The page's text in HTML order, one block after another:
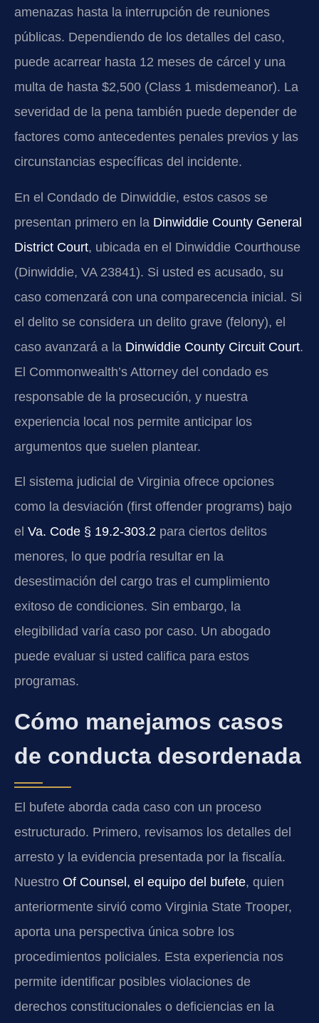
amenazas hasta la interrupción de reuniones
públicas. Dependiendo de los detalles del caso,
puede acarrear hasta 12 meses de cárcel y una
multa de hasta $2,500 (Class 1 misdemeanor). La
severidad de la pena también puede depender de
factores como antecedentes penales previos y las
circunstancias específicas del incidente.
En el Condado de Dinwiddie, estos casos se
presentan primero en la Dinwiddie County General
District Court, ubicada en el Dinwiddie Courthouse
(Dinwiddie, VA 23841). Si usted es acusado, su
caso comenzará con una comparecencia inicial. Si
el delito se considera un delito grave (felony), el
caso avanzará a la Dinwiddie County Circuit Court.
El Commonwealth’s Attorney del condado es
responsable de la prosecución, y nuestra
experiencia local nos permite anticipar los
argumentos que suelen plantear.
El sistema judicial de Virginia ofrece opciones
como la desviación (first offender programs) bajo
el Va. Code § 19.2-303.2 para ciertos delitos
menores, lo que podría resultar en la
desestimación del cargo tras el cumplimiento
exitoso de condiciones. Sin embargo, la
elegibilidad varía caso por caso. Un abogado
puede evaluar si usted califica para estos
programas.
Cómo manejamos casos
de conducta desordenada
El bufete aborda cada caso con un proceso
estructurado. Primero, revisamos los detalles del
arresto y la evidencia presentada por la fiscalía.
Nuestro Of Counsel, el equipo del bufete, quien
anteriormente sirvió como Virginia State Trooper,
aporta una perspectiva única sobre los
procedimientos policiales. Esta experiencia nos
permite identificar posibles violaciones de
derechos constitucionales o deficiencias en la